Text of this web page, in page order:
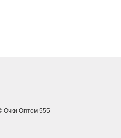
Очки Оптом 555